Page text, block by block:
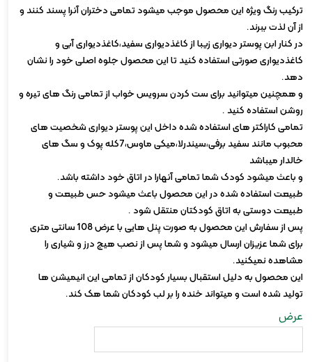
ترکیب رنگ ویژه این محصول موجب میشود تمامی دختران آنرا پسند کنند و
از آن لذت ببرند.
در کنار ابن پوستر دیواری زیبا از کاغذدیواری سفید،کاغذدیواری آبی و
کاغذدیواری صورتی استفاده کنید تا این محصول جلوه اصلی خود را نشان
دهد.
و همچنین میتوانید برای ست کردن سرویس خواب از تمامی رنگ های تیره و
روشن استفاده کنید .
تمامی کاراکتر های استفاده شده داخل این پوستر دیواری شخصیت های
محبوب مانند سفید برفی،سیندرلا،میکی ماوس،7کله پوک و سگ های
خالدار میباشد
و باعث میشود کودک شما تمامی آنهارا در اتاق خود داشته باشد.
طبیعت استفاده شده در این محصول باعث میشود حس طبیعت و
طبیعت دوستی به اتاق کودکتان منتقل شود .
پس از سفارش این محصول به صورت پنل هایی با عرض 108 سانتی متری
برای شما عزیزان ارسال میشود و شما پس از نصب هیچ درز و شیاری را
مشاهده نمیکنید.
این محصول به دلیل استقبال بسیار کودکان از تمامی این انیمیشن ها
تولید شده است و میتواند خنده را بر لب کودکان شما هک کند.
عرض